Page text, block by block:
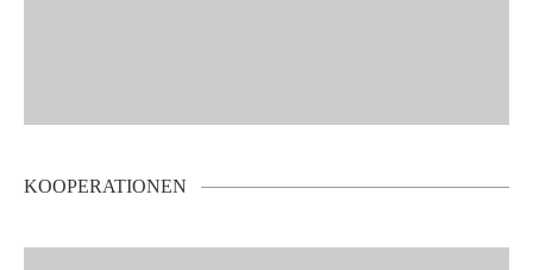
KOOPERATIONEN